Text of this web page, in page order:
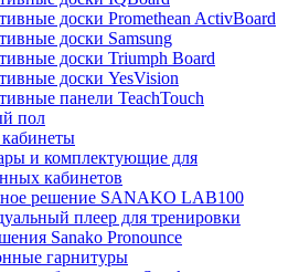
доски Promethean ActivBoard
доски Samsung
доски Triumph Board
доски YesVision
панели TeachTouch
пол
и комплектующие для
кабинетов
решение SANAKO LAB100
плеер для тренировки
Sanako Pronounce
гарнитуры